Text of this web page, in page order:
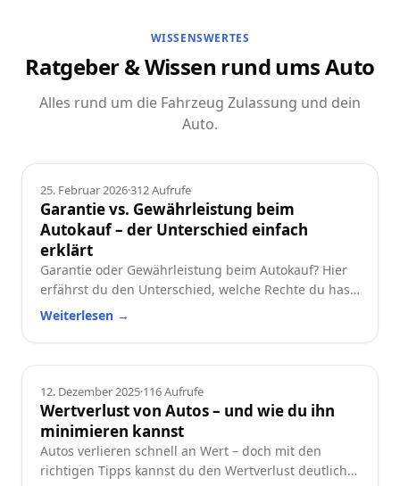
WISSENSWERTES
Ratgeber & Wissen rund ums Auto
Alles rund um die Fahrzeug Zulassung und dein
Auto.
Ratgeber
25. Februar 2026·312Aufrufe
Garantie vs. Gewährleistung beim
Autokauf – der Unterschied einfach
erklärt
Garantie oder Gewährleistung beim Autokauf? Hier
erfährst du den Unterschied, welche Rechte du hast
und worauf du beim Neu- oder Gebrauchtwagen
Weiterlesen →
Ratgeber
12. Dezember 2025·116Aufrufe
Wertverlust von Autos – und wie du ihn
minimieren kannst
Autos verlieren schnell an Wert – doch mit den
richtigen Tipps kannst du den Wertverlust deutlich